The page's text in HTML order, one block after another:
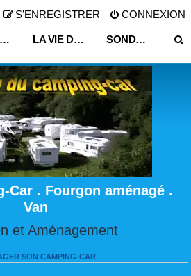
CONNEXION
S’ENREGISTRER
INDEX DU FORUM LA VIE DU VOYAGEUR EN CAMPING-CAR ET FOURGON AMÉNAGÉ SONDAGE
Car . Fourgon aménagé .
Van
et Aménagement
SON CAMPING-CAR